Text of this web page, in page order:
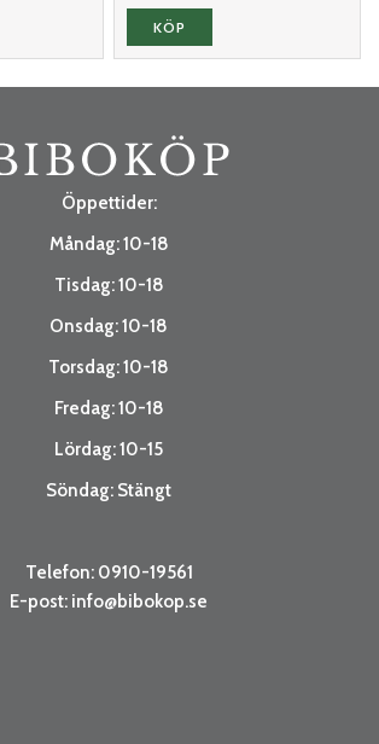
KÖP
Öppettider:
Måndag: 10-18
Tisdag: 10-18
Onsdag: 10-18
Torsdag: 10-18
Fredag: 10-18
Lördag: 10-15
Söndag: Stängt
Telefon: 0910-19561
E-post: info@bibokop.se